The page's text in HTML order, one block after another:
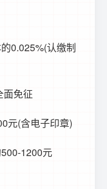
0.025%(认缴制
面免征
元(含电子印章)
1200元